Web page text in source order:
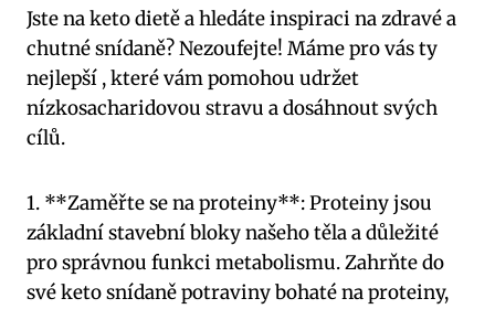
Jste na keto dietě a hledáte inspiraci na zdravé a
chutné snídaně? Nezoufejte! Máme pro vás ty
nejlepší , které vám pomohou udržet
nízkosacharidovou stravu a dosáhnout svých
cílů.
1. **Zaměřte se na proteiny**: Proteiny jsou
základní stavební bloky našeho těla a důležité
pro správnou funkci metabolismu. Zahrňte do
své keto snídaně potraviny bohaté na proteiny,